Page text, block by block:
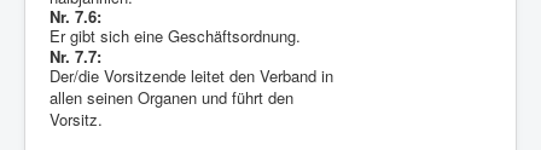
Nr. 7.6:
Er gibt sich eine Geschäftsordnung.
Nr. 7.7:
Der/die Vorsitzende leitet den Verband in
allen seinen Organen und führt den
Vorsitz.